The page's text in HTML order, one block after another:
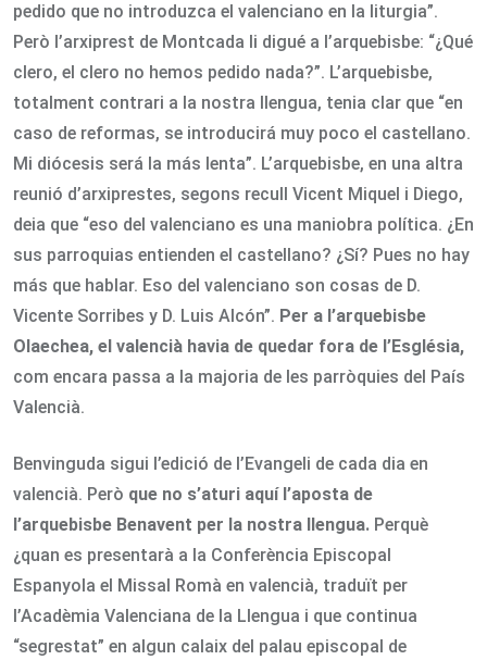
pedido que no introduzca el valenciano en la liturgia”.
Però l’arxiprest de Montcada li digué a l’arquebisbe: “¿Qué
clero, el clero no hemos pedido nada?”. L’arquebisbe,
totalment contrari a la nostra llengua, tenia clar que “en
caso de reformas, se introducirá muy poco el castellano.
Mi diócesis será la más lenta”. L’arquebisbe, en una altra
reunió d’arxiprestes, segons recull Vicent Miquel i Diego,
deia que “eso del valenciano es una maniobra política. ¿En
sus parroquias entienden el castellano? ¿Sí? Pues no hay
más que hablar. Eso del valenciano son cosas de D.
Vicente Sorribes y D. Luis Alcón”. Per a l’arquebisbe
Olaechea, el valencià havia de quedar fora de l’Església,
com encara passa a la majoria de les parròquies del País
Valencià.
Benvinguda sigui l’edició de l’Evangeli de cada dia en
valencià. Però que no s’aturi aquí l’aposta de
l’arquebisbe Benavent per la nostra llengua. Perquè
¿quan es presentarà a la Conferència Episcopal
Espanyola el Missal Romà en valencià, traduït per
l’Acadèmia Valenciana de la Llengua i que continua
“segrestat” en algun calaix del palau episcopal de